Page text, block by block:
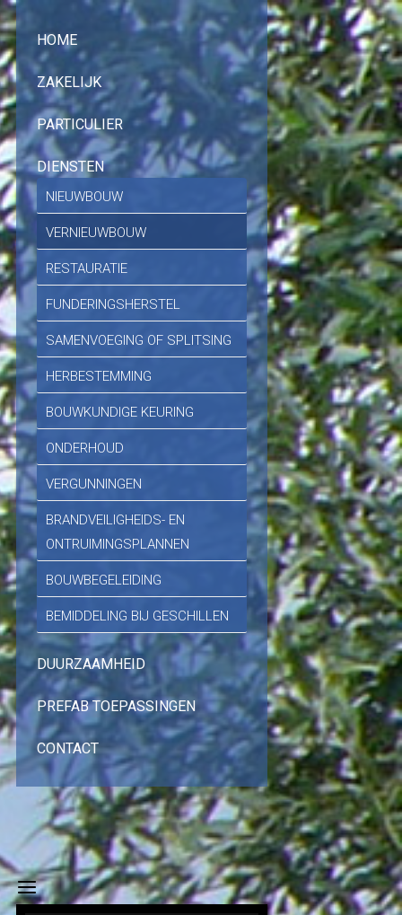
HOME
ZAKELIJK
PARTICULIER
DIENSTEN
NIEUWBOUW
VERNIEUWBOUW
RESTAURATIE
FUNDERINGSHERSTEL
SAMENVOEGING OF SPLITSING
HERBESTEMMING
BOUWKUNDIGE KEURING
ONDERHOUD
VERGUNNINGEN
BRANDVEILIGHEIDS- EN
ONTRUIMINGSPLANNEN
BOUWBEGELEIDING
BEMIDDELING BIJ GESCHILLEN
DUURZAAMHEID
PREFAB TOEPASSINGEN
CONTACT